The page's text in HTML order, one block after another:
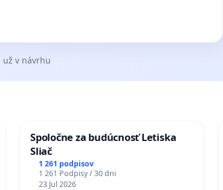
už v návrhu
Spoločne za budúcnosť Letiska
Sliač
1 261 podpisov
1 261 Podpisy / 30 dni
23 Jul 2026